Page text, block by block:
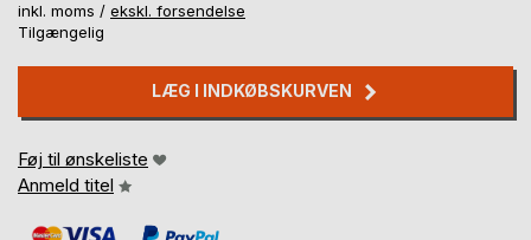
inkl. moms / ekskl. forsendelse
Tilgængelig
LÆG I INDKØBSKURVEN
Føj til ønskeliste
Anmeld titel